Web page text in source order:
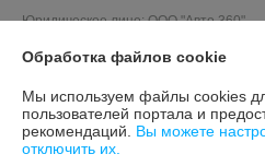
Юридическое лицо:ООО "Авто 360"
УНП: 191635176
Регистрационный орган:
Обработка файлов cookie
Мы используем файлы cookies
пользователей портала и
рекомендаций. Вы можете
отключить их.